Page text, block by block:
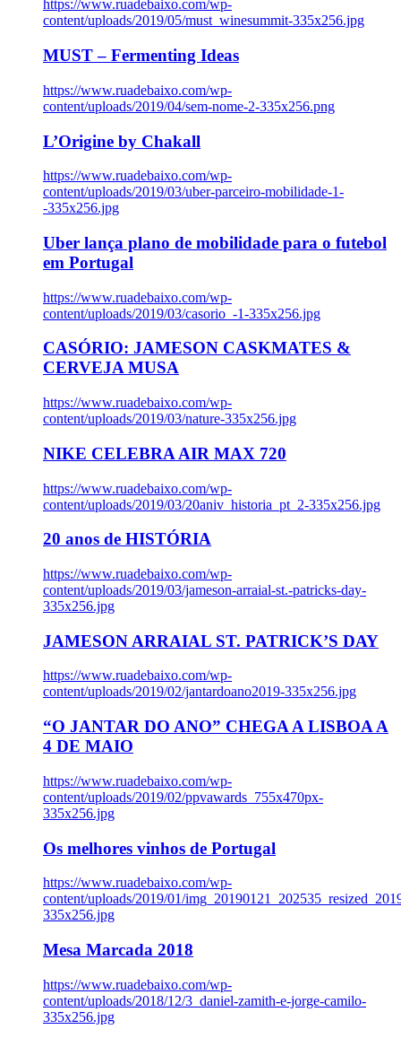
https://www.ruadebaixo.com/wp-
content/uploads/2019/05/must_winesummit-335x256.jpg
MUST – Fermenting Ideas
https://www.ruadebaixo.com/wp-
content/uploads/2019/04/sem-nome-2-335x256.png
L’Origine by Chakall
https://www.ruadebaixo.com/wp-
content/uploads/2019/03/uber-parceiro-mobilidade-1-
-335x256.jpg
Uber lança plano de mobilidade para o futebol
em Portugal
https://www.ruadebaixo.com/wp-
content/uploads/2019/03/casorio_-1-335x256.jpg
CASÓRIO: JAMESON CASKMATES &
CERVEJA MUSA
https://www.ruadebaixo.com/wp-
content/uploads/2019/03/nature-335x256.jpg
NIKE CELEBRA AIR MAX 720
https://www.ruadebaixo.com/wp-
content/uploads/2019/03/20aniv_historia_pt_2-335x256.jpg
20 anos de HISTÓRIA
https://www.ruadebaixo.com/wp-
content/uploads/2019/03/jameson-arraial-st.-patricks-day-
335x256.jpg
JAMESON ARRAIAL ST. PATRICK’S DAY
https://www.ruadebaixo.com/wp-
content/uploads/2019/02/jantardoano2019-335x256.jpg
“O JANTAR DO ANO” CHEGA A LISBOA A
4 DE MAIO
https://www.ruadebaixo.com/wp-
content/uploads/2019/02/ppvawards_755x470px-
335x256.jpg
Os melhores vinhos de Portugal
https://www.ruadebaixo.com/wp-
content/uploads/2019/01/
335x256.jpg
Mesa Marcada 2018
https://www.ruadebaixo.com/wp-
content/uploads/2018/12/3_daniel-zamith-e-jorge-camilo-
335x256.jpg